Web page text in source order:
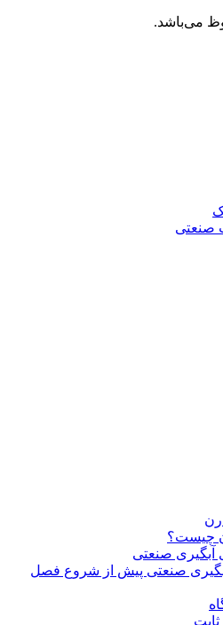
می‌باشد.
صنعتی
چیست؟
صنعتی پیش از شروع فصل